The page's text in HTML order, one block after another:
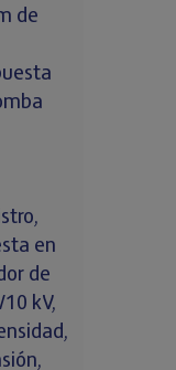
de
en
de
kV,